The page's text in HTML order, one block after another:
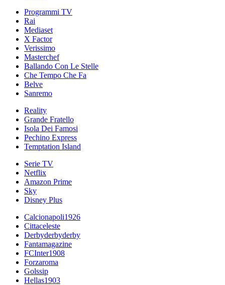
Programmi TV
Rai
Mediaset
X Factor
Verissimo
Masterchef
Ballando Con Le Stelle
Che Tempo Che Fa
Belve
Sanremo
Reality
Grande Fratello
Isola Dei Famosi
Pechino Express
Temptation Island
Serie TV
Netflix
Amazon Prime
Sky
Disney Plus
Calcionapoli1926
Cittaceleste
Derbyderbyderby
Fantamagazine
FCInter1908
Forzaroma
Golssip
Hellas1903